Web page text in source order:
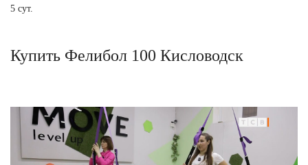
5 сут.
Купить Фелибол 100 Кисловодск